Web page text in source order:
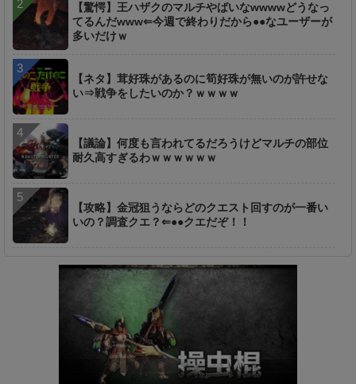
【驚愕】王ハザクのマルチやばいなwwwwどうなっ
てるんだwww⇐今週で終わりだから●●なユーザーが
多いだけｗ
【ネタ】茸好珠があるのに筍好珠が無いのが許せな
い⇒戦争をしたいのか？ｗｗｗｗ
【議論】何度も言われてるだろうけどマルチの部位
耐久高すぎるわｗｗｗｗｗｗ
【攻略】金冠狙うならどのクエスト回すのが一番い
いの？調査クエ？⇐●●クエだぞ！！